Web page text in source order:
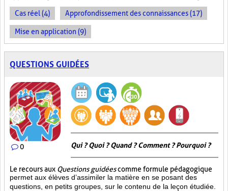
Cas réel (4) Approfondissement des connaissances (17)
Mise en application (9)
QUESTIONS GUIDÉES
0 Qui ? Quoi ? Quand ? Comment ? Pourquoi ?
Le recours aux Questions guidéescomme formule pédagogique
permet aux élèves d’assimiler la matière en se posant des
questions, en petits groupes, sur le contenu de la leçon étudiée.